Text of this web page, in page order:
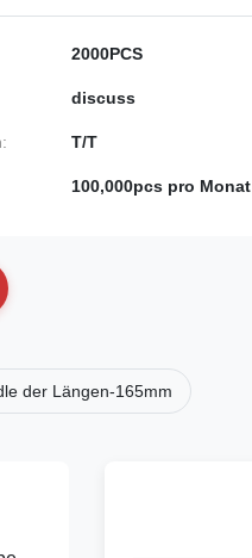
2000PCS
discuss
T/T
100,000pcs pro Monat
der Längen-165mm